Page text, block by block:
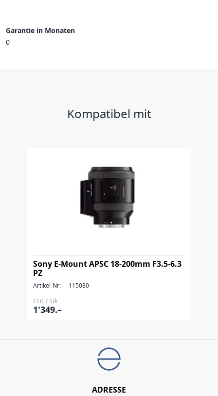
Garantie in Monaten
0
Kompatibel mit
Sony E-Mount APSC 18-200mm F3.5-6.3
PZ
Artikel-Nr:
115030
CHF / Stk
1'349.–
ADRESSE